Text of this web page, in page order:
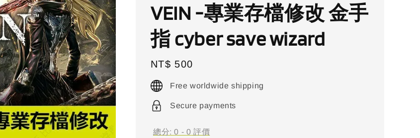
VEIN -專業存檔修改 金手
指 cyber save wizard
Regular
price
NT$ 500
Free worldwide shipping
Secure payments
總分:0 - 0 評價